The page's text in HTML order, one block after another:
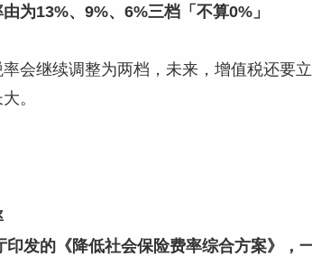
为13%、9%、6%三档「不算0%」
会继续调整为两档，未来，增值税还要
。
发的《降低社会保险费率综合方案》，